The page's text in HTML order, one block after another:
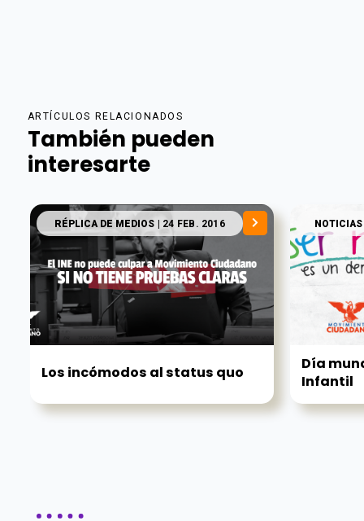
ARTÍCULOS RELACIONADOS
También pueden
interesarte
RÉPLICA DE MEDIOS | 24 FEB. 2016
Los incómodos al status quo
NOTICIAS
Día
Infantil